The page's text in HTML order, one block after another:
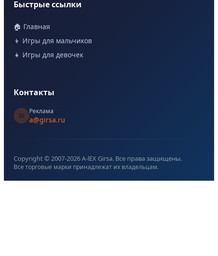
Быстрые ссылки
🏠 Главная
👦 Игры для мальчиков
👧 Игры для девочек
Контакты
📧
Реклама
a@girsa.ru
Copyright © 2007-2026A-lEX Girsa. Все права защищены.
Все торговые марки принадлежат их владельцам.